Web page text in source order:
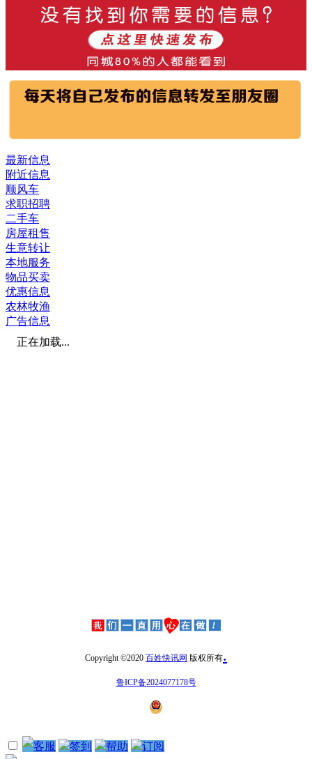
最新信息
附近信息
顺风车
求职招聘
二手车
房屋租售
生意转让
本地服务
物品买卖
优惠信息
农林牧渔
广告信息
正在加载...
Copyright ©2020 百姓快讯网 版权所有.
鲁ICP备2024077178号
客服 签到 帮助 订阅